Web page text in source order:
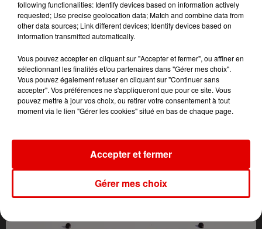
L'ACTU DES ARDENNES
following functionalities: Identify devices based on information actively
requested; Use precise geolocation data; Match and combine data from
other data sources; Link different devices; Identify devices based on
information transmitted automatically.
Vous pouvez accepter en cliquant sur "Accepter et fermer", ou affiner en
sélectionnant les finalités et/ou partenaires dans "Gérer mes choix".
Vous pouvez également refuser en cliquant sur "Continuer sans
accepter". Vos préférences ne s'appliqueront que pour ce site. Vous
pouvez mettre à jour vos choix, ou retirer votre consentement à tout
moment via le lien "Gérer les cookies" situé en bas de chaque page.
Gérer mes choix
Accepter et fermer